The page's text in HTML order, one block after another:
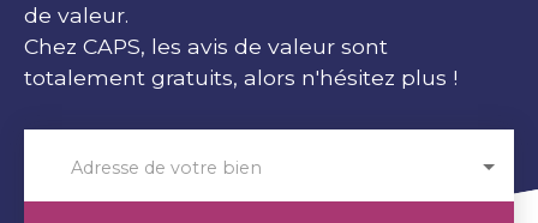
de valeur.
Chez CAPS, les avis de valeur sont
totalement gratuits, alors n'hésitez plus !
Adresse de votre bien